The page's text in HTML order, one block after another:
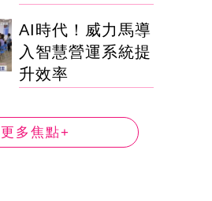
AI時代！威力馬導
入智慧營運系統提
升效率
更多焦點+